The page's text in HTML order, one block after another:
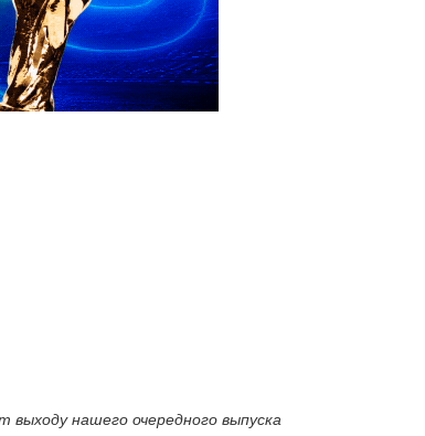
нашего очередного выпуска